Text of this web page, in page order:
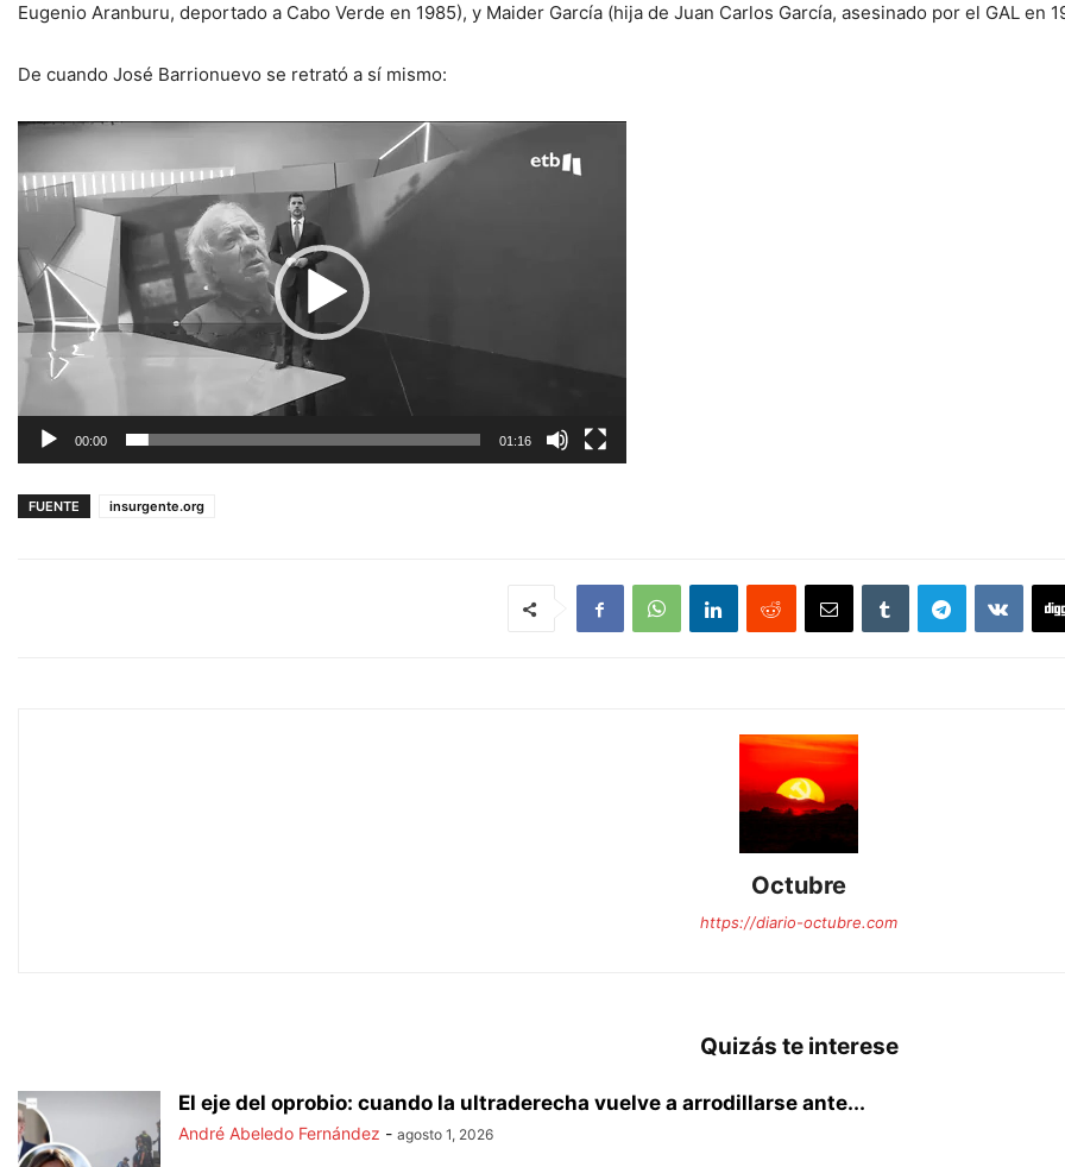
Eugenio Aranburu, deportado a Cabo Verde en 1985), y Maider García (hija de Juan Carlos García, asesinado por el GAL en
De cuando José Barrionuevo se retrató a sí mismo:
Reproductor
vídeo
00:00 01:16
FUENTE insurgente.org
Octubre
https://diario-octubre.com
Quizás te interese
El eje del oprobio: cuando la ultraderecha vuelve a arrodillarse ante...
André Abeledo Fernández - agosto 1, 2026